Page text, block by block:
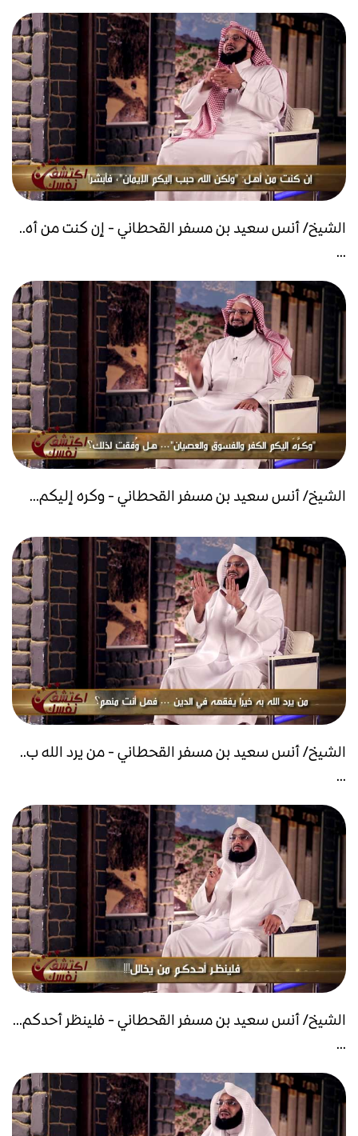
الشيخ/ أنس سعيد بن مسفر القحطاني - إن كنت من أه..
...
الشيخ/ أنس سعيد بن مسفر القحطاني - وكره إليكم...
الشيخ/ أنس سعيد بن مسفر القحطاني - من يرد الله ب..
...
الشيخ/ أنس سعيد بن مسفر القحطاني - فلينظر أحدكم...
...